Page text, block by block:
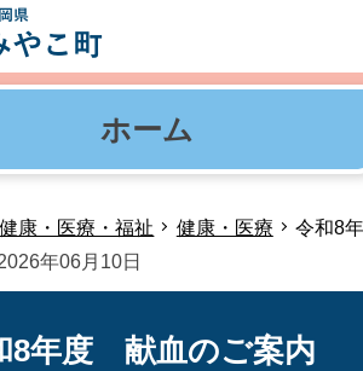
ホーム
健康・医療・福祉 健康・医療
令和8
年06月10日
8年度 献血のご案内